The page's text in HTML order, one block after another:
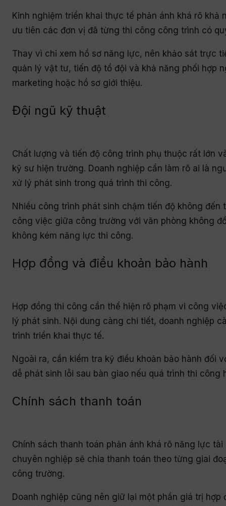
Kinh nghiệm triển khai thực tế phản ánh khá rõ
ưu tiên các đơn vị đã từng thi công công trình có
Thay vì chỉ xem hồ sơ năng lực, nên khảo sát trực
quản lý vật tư, tiến độ tổ đội và khả năng phối hợp
marketing hoặc hồ sơ giới thiệu.
Đội ngũ kỹ thuật
Chất lượng và tiến độ công trình phụ thuộc rất lớn
kỹ sư hiện trường. Doanh nghiệp cần làm rõ ai là
xử lý phát sinh trong quá trình thi công.
Nhiều công trình phát sinh chậm tiến độ không
công việc giữa công trường với văn phòng không
không kém năng lực thi công.
Hợp đồng và điều khoản bảo hành
Hợp đồng thi công cần thể hiện rõ phạm vi công
lý phát sinh. Nội dung càng chi tiết, doanh nghiệp
trình triển khai thực tế.
Ngoài ra, cần kiểm tra kỹ điều khoản bảo hành đối
dễ phát sinh lỗi sau bàn giao nếu quá trình thi
Chính sách thanh toán
Chính sách thanh toán phản ánh khá rõ năng lực
chuyên nghiệp sẽ chia thanh toán theo từng giai
công trường.
Doanh nghiệp cũng nên giữ lại một phần giá trị